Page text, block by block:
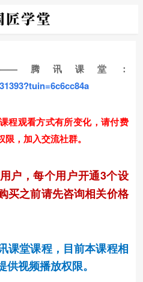
腾讯课堂：
程观看方式有所变化，请付费
，加入交流社群。
户，每个用户开通3个设
买之前请先咨询相关价格
课堂课程，目前本课程相
视频播放权限。